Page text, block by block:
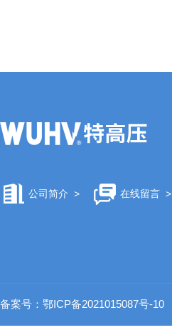
公司简介 > 在线留言>
备案号：鄂ICP备2021015087号-10